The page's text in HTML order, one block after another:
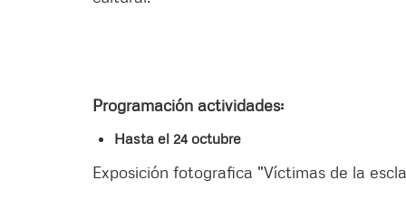
Programación actividades:
Hasta el 24 octubre
Exposición fotografica "Víctimas de la